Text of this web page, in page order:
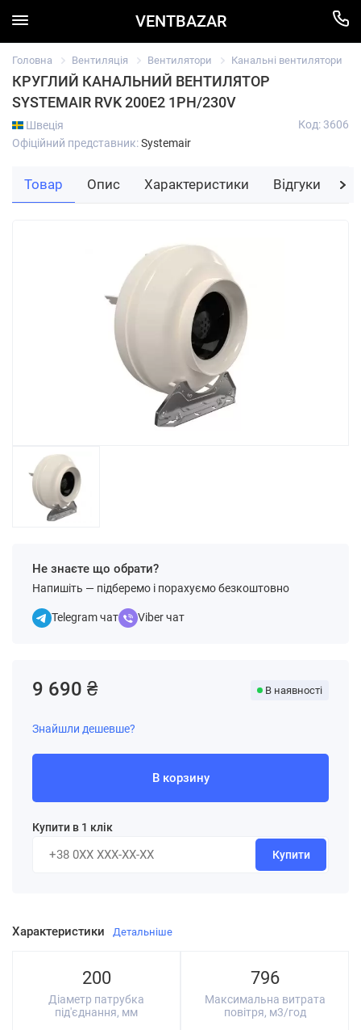
VENTBAZAR
Головна Вентиляція Вентилятори Канальні вентилятори
КРУГЛИЙ КАНАЛЬНИЙ ВЕНТИЛЯТОР
SYSTEMAIR RVK 200E2 1PH/230V
Швеція
Офіційний представник:Systemair
Код: 3606
Не знаєте що обрати?
Напишіть — підберемо і порахуємо безкоштовно
Telegram чат Viber чат
Характеристики Детальніше
200
Діаметр патрубка
під'єднання, мм
796
Максимальна витрата
повітря, м3/год
9 690 ₴ В наявності
Знайшли дешевше?
В корзину
Купити в 1 клік
Купити
Товар Опис Характеристики Відгуки